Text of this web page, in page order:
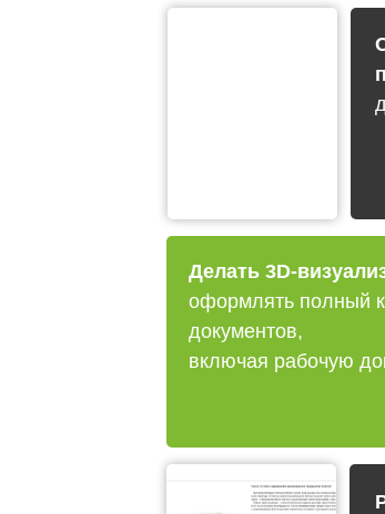
Делать 3D-
оформлять полный
документов,
включая рабочую